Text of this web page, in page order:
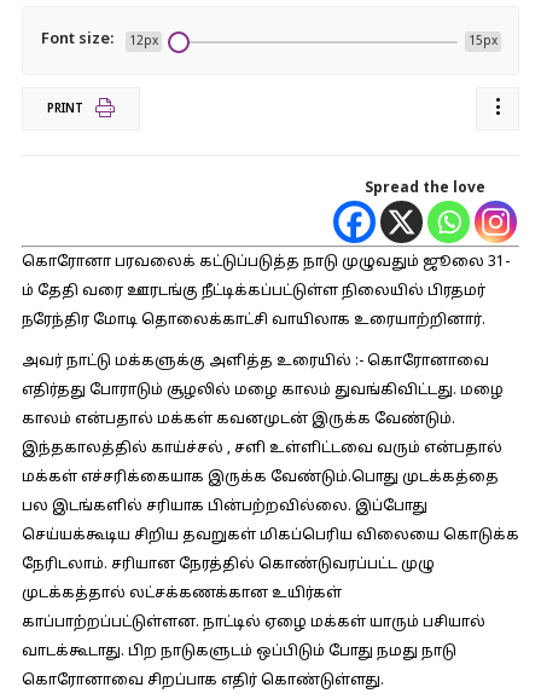
Font size: 12px 15px
PRINT
Spread the love
கொரோனா பரவலைக் கட்டுப்படுத்த நாடு முழுவதும் ஜூலை 31-
ம் தேதி வரை ஊரடங்கு நீட்டிக்கப்பட்டுள்ள நிலையில் பிரதமர்
நரேந்திர மோடி தொலைக்காட்சி வாயிலாக உரையாற்றினார்.
அவர் நாட்டு மக்களுக்கு அளித்த உரையில் :- கொரோனாவை
எதிர்தது போராடும் சூழலில் மழை காலம் துவங்கிவிட்டது. மழை
காலம் என்பதால் மக்கள் கவனமுடன் இருக்க வேண்டும்.
இந்தகாலத்தில் காய்ச்சல் , சளி உள்ளிட்டவை வரும் என்பதால்
மக்கள் எச்சரிக்கையாக இருக்க வேண்டும்.பொது முடக்கத்தை
பல இடங்களில் சரியாக பின்பற்றவில்லை. இப்போது
செய்யக்கூடிய சிறிய தவறுகள் மிகப்பெரிய விலையை கொடுக்க
நேரிடலாம். சரியான நேரத்தில் கொண்டுவரப்பட்ட முழு
முடக்கத்தால் லட்சக்கணக்கான உயிர்கள்
காப்பாற்றப்பட்டுள்ளன. நாட்டில் ஏழை மக்கள் யாரும் பசியால்
வாடக்கூடாது. பிற நாடுகளுடம் ஒப்பிடும் போது நமது நாடு
கொரோனாவை சிறப்பாக எதிர் கொண்டுள்ளது.